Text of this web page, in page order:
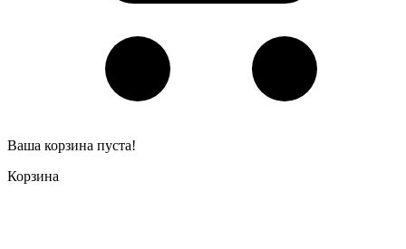
Ваша корзина пуста!
Корзина